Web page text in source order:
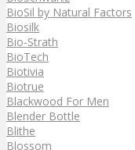
BioSil by Natural Factors
Biosilk
Bio-Strath
BioTech
Biotivia
Biotrue
Blackwood For Men
Blender Bottle
Blithe
Blossom